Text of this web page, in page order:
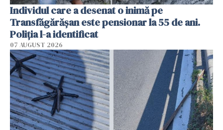
Individul care a desenat o inimă pe
Transfăgărășan este pensionar la 55 de ani.
Poliția l-a identificat
07 AUGUST 2026